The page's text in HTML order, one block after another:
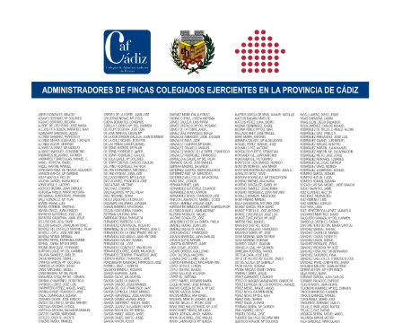
VOZ 30-04-2017-SUPLEMENTO
VOZ 30-04-2017-SUPLEMENTO
CADIZ--3
VOZ 30-04-2017-SUPLEMENTO
CADIZ--4
VOZ 30-04-2017-SUPLEMENTO
CADIZ--5
VOZ 30-04-2017-SUPLEMENTO
CADIZ--6